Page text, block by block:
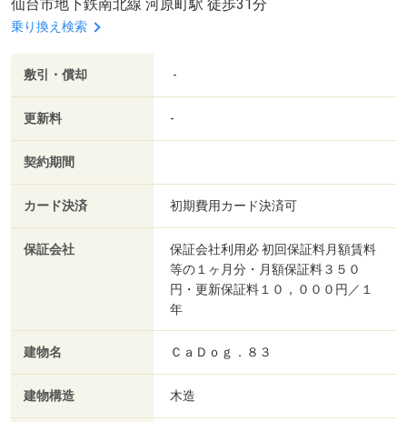
仙台市地下鉄南北線 河原町駅 徒歩31分
乗り換え検索
敷引・償却 -
更新料 -
契約期間
カード決済 初期費用カード決済可
保証会社
保証会社利用必 初回保証料月額賃料
等の１ヶ月分・月額保証料３５０
円・更新保証料１０，０００円／１
年
建物名 ＣａＤｏｇ．８３
建物構造 木造